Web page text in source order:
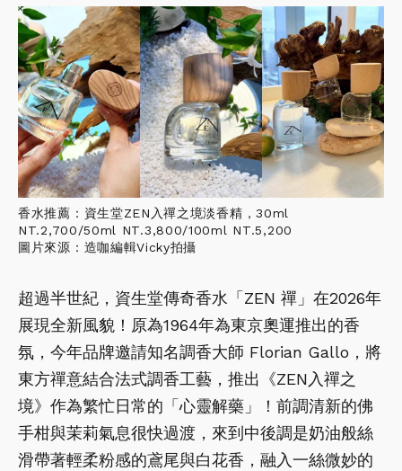
香水推薦：資生堂ZEN入禪之境淡香精，30ml
NT.2,700/50ml NT.3,800/100ml NT.5,200
圖片來源：造咖編輯Vicky拍攝
超過半世紀，資生堂傳奇香水「ZEN 禪」在2026年
展現全新風貌！原為1964年為東京奧運推出的香
氛，今年品牌邀請知名調香大師 Florian Gallo，將
東方禪意結合法式調香工藝，推出《ZEN入禪之
境》作為繁忙日常的「心靈解藥」！前調清新的佛
手柑與茉莉氣息很快過渡，來到中後調是奶油般絲
滑帶著輕柔粉感的鳶尾與白花香，融入一絲微妙的